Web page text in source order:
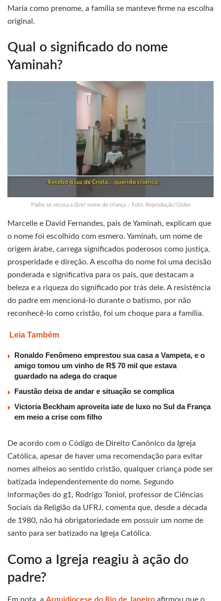
Maria como prenome, a família se manteve firme na escolha
original.
Qual o significado do nome
Yaminah?
Padre se recusa a dizer nome de criança – Foto: Reprodução/Globo
Marcelle e David Fernandes, pais de Yaminah, explicam que
o nome foi escolhido com esmero. Yaminah, um nome de
origem árabe, carrega significados poderosos como justiça,
prosperidade e direção. A escolha do nome foi uma decisão
ponderada e significativa para os pais, que destacam a
beleza e a riqueza do significado por trás dele. A resistência
do padre em mencioná-lo durante o batismo, por não
reconhecê-lo como cristão, foi um choque para a família.
Leia Também
Ronaldo Fenômeno emprestou sua casa a Vampeta, e o
amigo tomou um vinho de R$ 70 mil que estava
guardado na adega do craque
Faustão deixa de andar e situação se complica
Victoria Beckham aproveita iate de luxo no Sul da França
em meio a crise com filho
De acordo com o Código de Direito Canônico da Igreja
Católica, apesar de haver uma recomendação para evitar
nomes alheios ao sentido cristão, qualquer criança pode ser
batizada independentemente do nome. Segundo
informações do g1, Rodrigo Toniol, professor de Ciências
Sociais da Religião da UFRJ, comenta que, desde a década
de 1980, não há obrigatoriedade em possuir um nome de
santo para ser batizado na Igreja Católica.
Como a Igreja reagiu à ação do
padre?